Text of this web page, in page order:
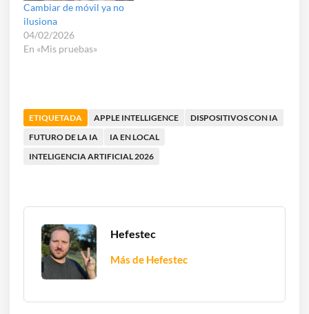
Cambiar de móvil ya no
ilusiona
04/02/2026
En «Mis pruebas»
ETIQUETADA APPLE INTELLIGENCE
DISPOSITIVOS CON IA
FUTURO DE LA IA
IA EN LOCAL
INTELIGENCIA ARTIFICIAL 2026
Hefestec
Más de Hefestec